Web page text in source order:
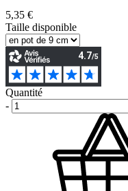
5,35 €
Taille disponible
Quantité
-